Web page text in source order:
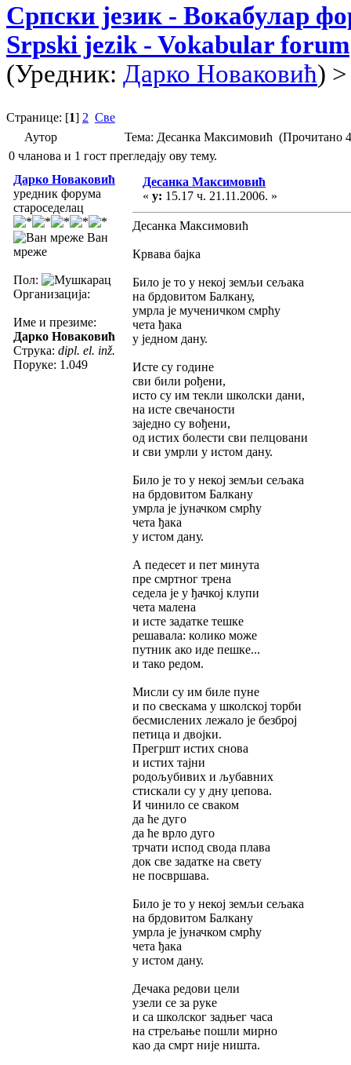
Српски језик - Вокабулар
Srpski jezik - Vokabular forum
(Уредник: Дарко Новаковић)
Странице: [1] 2 Све
Аутор
Тема: Десанка Максимовић (Прочитано
0 чланова и 1 гост прегледају ову тему.
Дарко Новаковић
уредник форума
староседелац
Ван
мреже
Пол:
Организација:
Име и презиме:
Дарко Новаковић
Струка: dipl. el. inž.
Поруке: 1.049
Десанка Максимовић
« у: 15.17 ч. 21.11.2006. »
Десанка Максимовић
Крвава бајка
Било је то у некој земљи сељака
на брдовитом Балкану,
умрла је мученичком смрћу
чета ђака
у једном дану.
Исте су године
сви били рођени,
исто су им текли школски дани,
на исте свечаности
заједно су вођени,
од истих болести сви пелцовани
и сви умрли у истом дану.
Било је то у некој земљи сељака
на брдовитом Балкану
умрла је јуначком смрћу
чета ђака
у истом дану.
А педесет и пет минута
пре смртног трена
седела је у ђачкој клупи
чета малена
и исте задатке тешке
решавала: колико може
путник ако иде пешке...
и тако редом.
Мисли су им биле пуне
и по свескама у школској торби
бесмислених лежало је безброј
петица и двојки.
Прегршт истих снова
и истих тајни
родољубивих и љубавних
стискали су у дну џепова.
И чинило се сваком
да ће дуго
да ће врло дуго
трчати испод свода плава
док све задатке на свету
не посвршава.
Било је то у некој земљи сељака
на брдовитом Балкану
умрла је јуначком смрћу
чета ђака
у истом дану.
Дечака редови цели
узели се за руке
и са школског задњег часа
на стрељање пошли мирно
као да смрт није ништа.